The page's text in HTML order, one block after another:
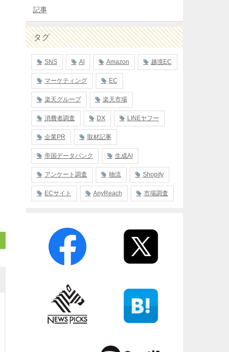
記事
タグ
SNS AI Amazon 越境EC
マーケティング EC
楽天グループ 楽天市場
消費者調査 DX LINEヤフー
企業PR 取材記事
帝国データバンク 生成AI
アンケート調査 物流 Shopify
ECサイト AnyReach 市場調査